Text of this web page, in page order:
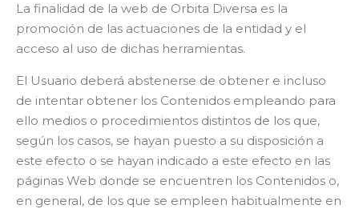
La finalidad de la web de Orbita Diversa es la
promoción de las actuaciones de la entidad y el
acceso al uso de dichas herramientas.
El Usuario deberá abstenerse de obtener e incluso
de intentar obtener los Contenidos empleando para
ello medios o procedimientos distintos de los que,
según los casos, se hayan puesto a su disposición a
este efecto o se hayan indicado a este efecto en las
páginas Web donde se encuentren los Contenidos o,
en general, de los que se empleen habitualmente en